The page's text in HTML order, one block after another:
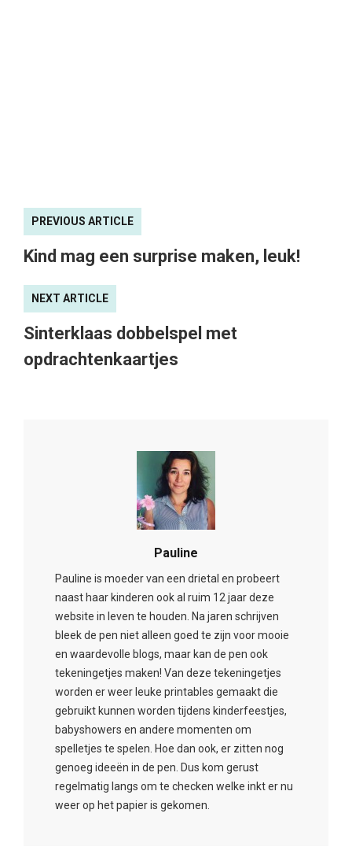
PREVIOUS ARTICLE
Kind mag een surprise maken, leuk!
NEXT ARTICLE
Sinterklaas dobbelspel met
opdrachtenkaartjes
Pauline
Pauline is moeder van een drietal en probeert
naast haar kinderen ook al ruim 12 jaar deze
website in leven te houden. Na jaren schrijven
bleek de pen niet alleen goed te zijn voor mooie
en waardevolle blogs, maar kan de pen ook
tekeningetjes maken! Van deze tekeningetjes
worden er weer leuke printables gemaakt die
gebruikt kunnen worden tijdens kinderfeestjes,
babyshowers en andere momenten om
spelletjes te spelen. Hoe dan ook, er zitten nog
genoeg ideeën in de pen. Dus kom gerust
regelmatig langs om te checken welke inkt er nu
weer op het papier is gekomen.